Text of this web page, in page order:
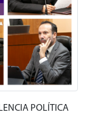
POLÍTICA